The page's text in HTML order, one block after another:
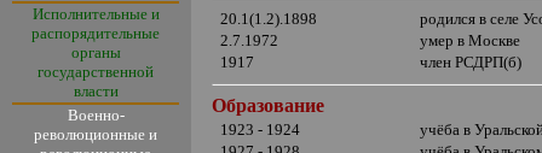
Исполнительные и
распорядительные
органы
государственной
власти
Военно-
революционные и
20.1(1.2).1898
родился в селе
2.7.1972
умер в Москве
1917
член РСДРП(б)
Образование
1923 - 1924
учёба в